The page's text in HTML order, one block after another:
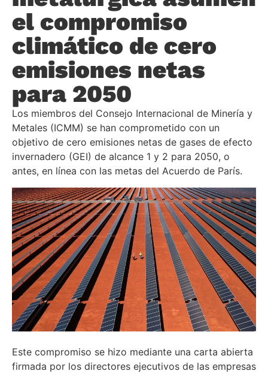
el compromiso
climático de cero
emisiones netas
para 2050
Los miembros del Consejo Internacional de Minería y
Metales (ICMM) se han comprometido con un
objetivo de cero emisiones netas de gases de efecto
invernadero (GEI) de alcance 1 y 2 para 2050, o
antes, en línea con las metas del Acuerdo de París.
Este compromiso se hizo mediante una carta abierta
firmada por los directores ejecutivos de las empresas